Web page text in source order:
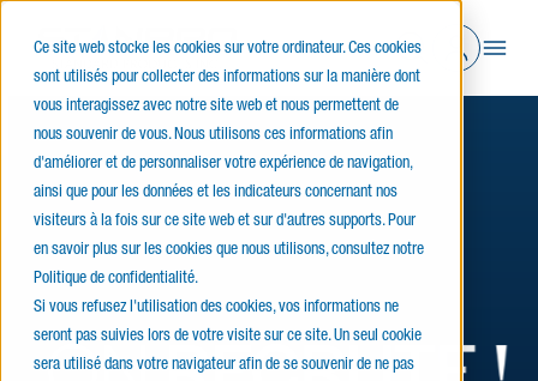
Ce site web stocke les cookies sur votre ordinateur. Ces cookies
sont utilisés pour collecter des informations sur la manière dont
vous interagissez avec notre site web et nous permettent de
nous souvenir de vous. Nous utilisons ces informations afin
d'améliorer et de personnaliser votre expérience de navigation,
ainsi que pour les données et les indicateurs concernant nos
visiteurs à la fois sur ce site web et sur d'autres supports. Pour
en savoir plus sur les cookies que nous utilisons, consultez notre
Politique de confidentialité.
Si vous refusez l'utilisation des cookies, vos informations ne
seront pas suivies lors de votre visite sur ce site. Un seul cookie
sera utilisé dans votre navigateur afin de se souvenir de ne pas